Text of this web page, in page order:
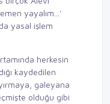
yayalım...'
yasal işlem
herkesin
kaydedilen
galeyana
olduğu gibi